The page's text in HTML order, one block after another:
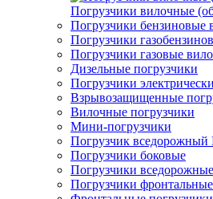
Погрузчики вилочные
Погрузчики бензиновые
Погрузчики
Погрузчики газовые
Дизельные погрузчики
Погрузчики
Взрывозащищенные
Вилочные погрузчики
Мини-погрузчики
Погрузчик вседорожный
Погрузчики боковые
Погрузчики вседорожные
Погрузчики фронтальные